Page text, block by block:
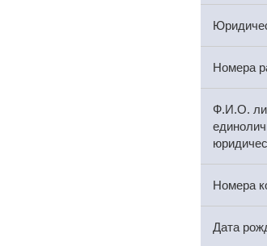
Номера
Ф.И.О.
Номера
Дата